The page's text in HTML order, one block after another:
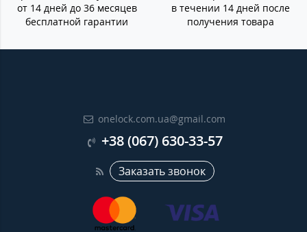
от 14 дней до 36 месяцев
бесплатной гарантии
в течении 14 дней после
получения товара
onelock.com.ua@gmail.com
+38 (067) 630-33-57
Заказать звонок